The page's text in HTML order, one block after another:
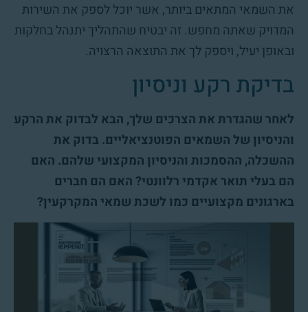
את השמאי המתאים ביותר, אשר יוכל לספק את השירות
המדויק שאתה מחפש. זה יבטיח שהתהליך יתנהל בחלקות
ובאופן יעיל, ויספק לך את התוצאה הרצויה.
בדיקת רקע וניסיון
לאחר שהגדרת את הצרכים שלך, הבא לבדוק את הרקע
והניסיון של השמאים הפוטנציאליים. בדוק את
ההשכלה, ההסמכות והניסיון המקצועי שלהם. האם
הם בעלי תואר אקדמי רלוונטי? האם הם חברים
בארגונים מקצועיים כמו לשכת שמאי המקרקעין?